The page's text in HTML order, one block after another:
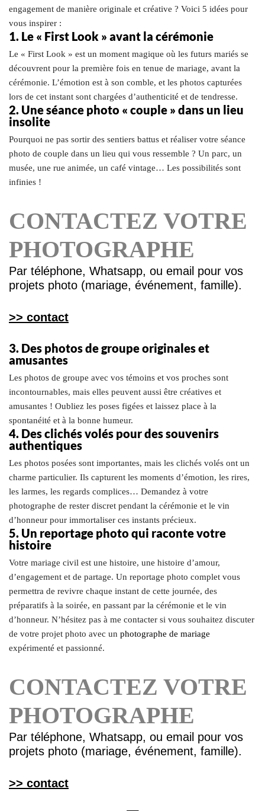
engagement de manière originale et créative ? Voici 5 idées pour
vous inspirer :
1. Le « First Look » avant la cérémonie
Le « First Look » est un moment magique où les futurs mariés se
découvrent pour la première fois en tenue de mariage, avant la
cérémonie. L’émotion est à son comble, et les photos capturées
lors de cet instant sont chargées d’authenticité et de tendresse.
2. Une séance photo « couple » dans un lieu
insolite
Pourquoi ne pas sortir des sentiers battus et réaliser votre séance
photo de couple dans un lieu qui vous ressemble ? Un parc, un
musée, une rue animée, un café vintage… Les possibilités sont
infinies !
CONTACTEZ VOTRE
PHOTOGRAPHE
Par téléphone, Whatsapp, ou email pour vos
projets photo (mariage, événement, famille).
>> contact
3. Des photos de groupe originales et
amusantes
Les photos de groupe avec vos témoins et vos proches sont
incontournables, mais elles peuvent aussi être créatives et
amusantes ! Oubliez les poses figées et laissez place à la
spontanéité et à la bonne humeur.
4. Des clichés volés pour des souvenirs
authentiques
Les photos posées sont importantes, mais les clichés volés ont un
charme particulier. Ils capturent les moments d’émotion, les rires,
les larmes, les regards complices… Demandez à votre
photographe de rester discret pendant la cérémonie et le vin
d’honneur pour immortaliser ces instants précieux.
5. Un reportage photo qui raconte votre
histoire
Votre mariage civil est une histoire, une histoire d’amour,
d’engagement et de partage. Un reportage photo complet vous
permettra de revivre chaque instant de cette journée, des
préparatifs à la soirée, en passant par la cérémonie et le vin
d’honneur. N’hésitez pas à me contacter si vous souhaitez discuter
de votre projet photo avec un photographe de mariage
expérimenté et passionné.
CONTACTEZ VOTRE
PHOTOGRAPHE
Par téléphone, Whatsapp, ou email pour vos
projets photo (mariage, événement, famille).
>> contact